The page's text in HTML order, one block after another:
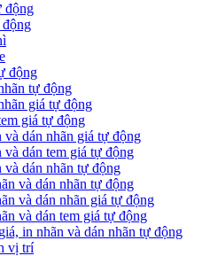
động
động
tự động
giá tự động
giá tự động
dán nhãn giá tự động
dán tem giá tự động
dán nhãn tự động
và dán nhãn tự động
và dán nhãn giá tự động
và dán tem giá tự động
in nhãn và dán nhãn tự động
vị trí